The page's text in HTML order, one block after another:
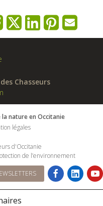
Chasseurs
nature en Occitanie
légales
d'Occitanie
de l’environnement